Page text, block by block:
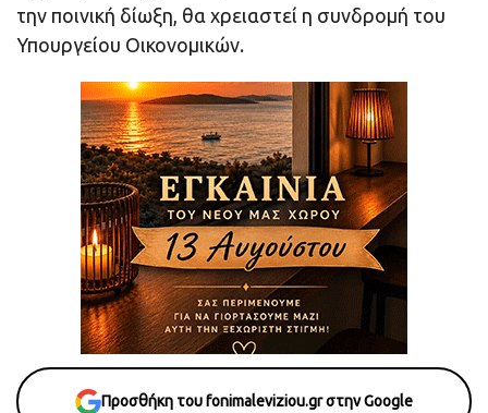
την ποινική δίωξη, θα χρειαστεί η συνδρομή του
Υπουργείου Οικονομικών.
Προσθήκη του fonimaleviziou.gr στην Google